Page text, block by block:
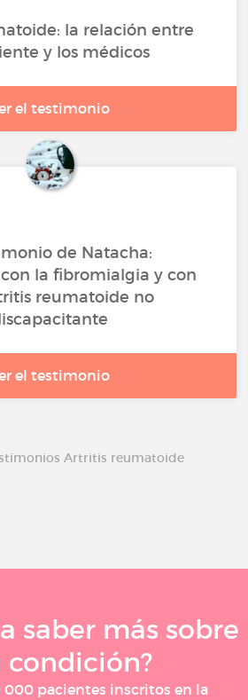
la relación entre
y los médicos
el testimonio
de Natacha:
la fibromialgia y con
reumatoide no
el testimonio
Artritis reumatoide
saber más sobre
condición?
000 pacientes inscritos en la